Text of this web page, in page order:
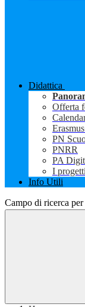
Didattica
Offerta
PN
PNRR
PA
I
Info Utili
Campo di ricerca